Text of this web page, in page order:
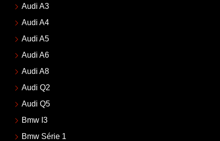
Audi A3
Audi A4
Audi A5
Audi A6
Audi A8
Audi Q2
Audi Q5
Bmw I3
Bmw Série 1